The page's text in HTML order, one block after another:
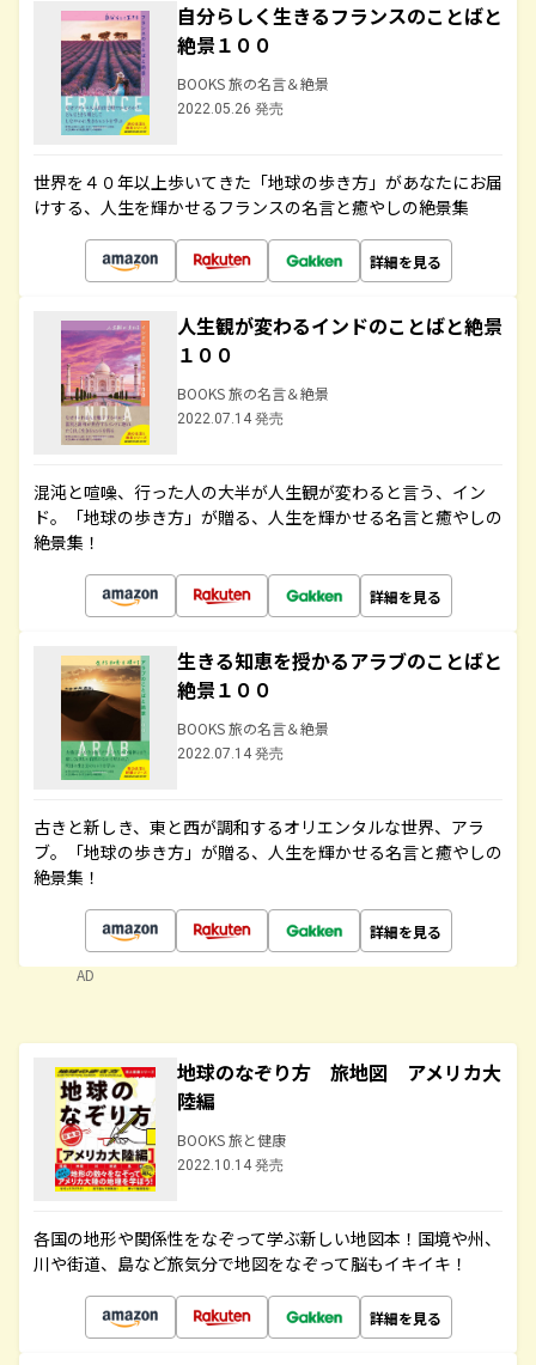
自分らしく生きるフランスのことばと
絶景１００
BOOKS 旅の名言＆絶景
2022.05.26 発売
世界を４０年以上歩いてきた「地球の歩き方」があなたにお届
けする、人生を輝かせるフランスの名言と癒やしの絶景集
詳細を見る
人生観が変わるインドのことばと絶景
１００
BOOKS 旅の名言＆絶景
2022.07.14 発売
混沌と喧噪、行った人の大半が人生観が変わると言う、イン
ド。「地球の歩き方」が贈る、人生を輝かせる名言と癒やしの
絶景集！
詳細を見る
生きる知恵を授かるアラブのことばと
絶景１００
BOOKS 旅の名言＆絶景
2022.07.14 発売
古きと新しき、東と西が調和するオリエンタルな世界、アラ
ブ。「地球の歩き方」が贈る、人生を輝かせる名言と癒やしの
絶景集！
詳細を見る
AD
地球のなぞり方 旅地図 アメリカ大
陸編
BOOKS 旅と健康
2022.10.14 発売
各国の地形や関係性をなぞって学ぶ新しい地図本！国境や州、
川や街道、島など旅気分で地図をなぞって脳もイキイキ！
詳細を見る